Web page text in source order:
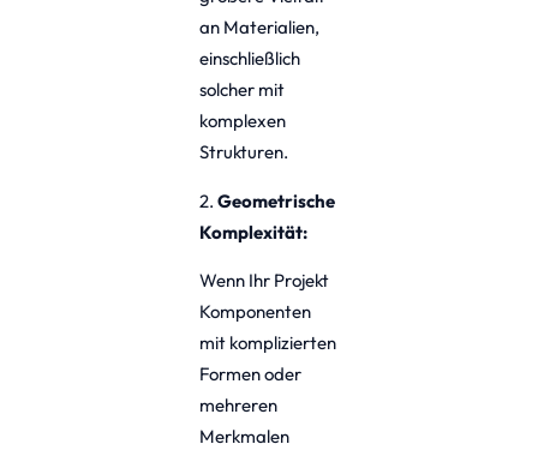
an Materialien,
einschließlich
solcher mit
komplexen
Strukturen.
2. Geometrische
Komplexität:
Wenn Ihr Projekt
Komponenten
mit komplizierten
Formen oder
mehreren
Merkmalen